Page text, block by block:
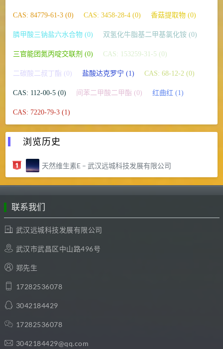
CAS: 84779-61-3 (0) CAS: 3458-28-4 (0) 香菇提取物 (0)
膦甲酸三钠盐六水合物 (0) 双氢化牛脂基二甲基氯化铵 (0)
三官能团氮丙啶交联剂 (0) CAS: 153259-31-5 (0)
二碳酸二叔丁酯 (0) 盐酸达克罗宁 (1) CAS: 68-12-2 (0)
CAS: 112-00-5 (0) 间苯二甲酸二甲酯 (0) 红曲红 (1)
CAS: 7220-79-3 (1)
浏览历史
天然维生素E – 武汉远城科技发展有限公司
联系我们
武汉远城科技发展有限公司
武汉市武昌区中山路496号
郑先生
17282536078
3042184429
17282536078
3042184429@qq.com